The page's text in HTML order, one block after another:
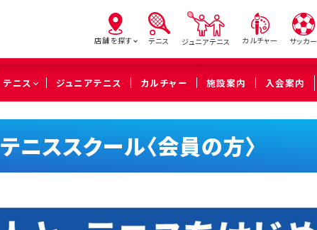
店舗を探す
亀有 北砂
（江東区）
西新井
橋本
（相模原市緑区）
溝の口 武蔵小杉
（川崎市中原区）
テニス ジュニアテニス カルチャー サッカー
テニス ジュニアテニス カルチャー 施設案内 入会案内
テニススクール〈会員の方〉